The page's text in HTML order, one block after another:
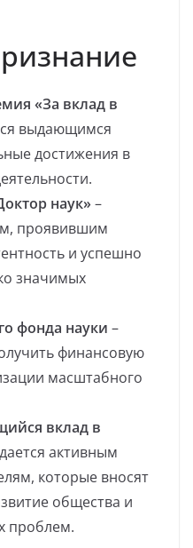
«За вклад в
выдающимся
достижения в
наук»–
проявившим
и успешно
значимых
фонда науки –
финансовую
масштабного
вклад в
активным
которые вносят
общества и
проблем.